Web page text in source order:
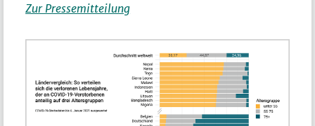
Zur Pressemitteilung